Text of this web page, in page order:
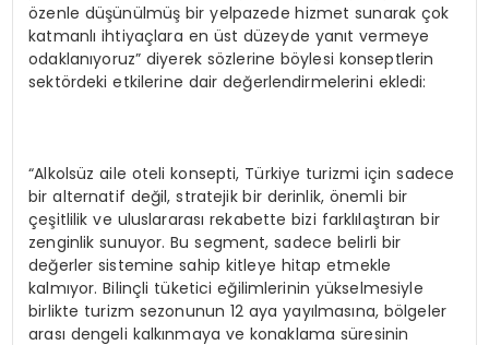
özenle düşünülmüş bir yelpazede hizmet sunarak çok
katmanlı ihtiyaçlara en üst düzeyde yanıt vermeye
odaklanıyoruz” diyerek sözlerine böylesi konseptlerin
sektördeki etkilerine dair değerlendirmelerini ekledi:
“Alkolsüz aile oteli konsepti, Türkiye turizmi için sadece
bir alternatif değil, stratejik bir derinlik, önemli bir
çeşitlilik ve uluslararası rekabette bizi farklılaştıran bir
zenginlik sunuyor. Bu segment, sadece belirli bir
değerler sistemine sahip kitleye hitap etmekle
kalmıyor. Bilinçli tüketici eğilimlerinin yükselmesiyle
birlikte turizm sezonunun 12 aya yayılmasına, bölgeler
arası dengeli kalkınmaya ve konaklama süresinin